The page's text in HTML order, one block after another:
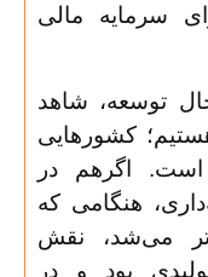
سرمایه مالی
توسعه، شاهد
کشورهایی
اگرهم در
هنگامی که
می‌شد، نقش
بود و در